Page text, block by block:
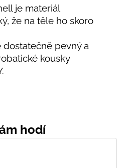
je materiál
že na těle ho skoro
dostatečně pevný a
kousky